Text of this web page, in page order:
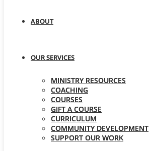
ABOUT
OUR SERVICES
MINISTRY RESOURCES
COACHING
COURSES
GIFT A COURSE
CURRICULUM
COMMUNITY DEVELOPMENT
SUPPORT OUR WORK